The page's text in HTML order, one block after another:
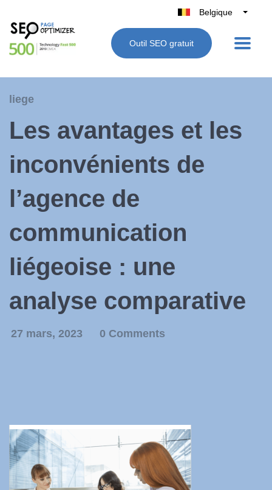
Belgique
België
Nederland
España
Outil SEO gratuit
liege
Les avantages et les
inconvénients de
l’agence de
communication
liégeoise : une
analyse comparative
27 mars, 2023 0 Comments